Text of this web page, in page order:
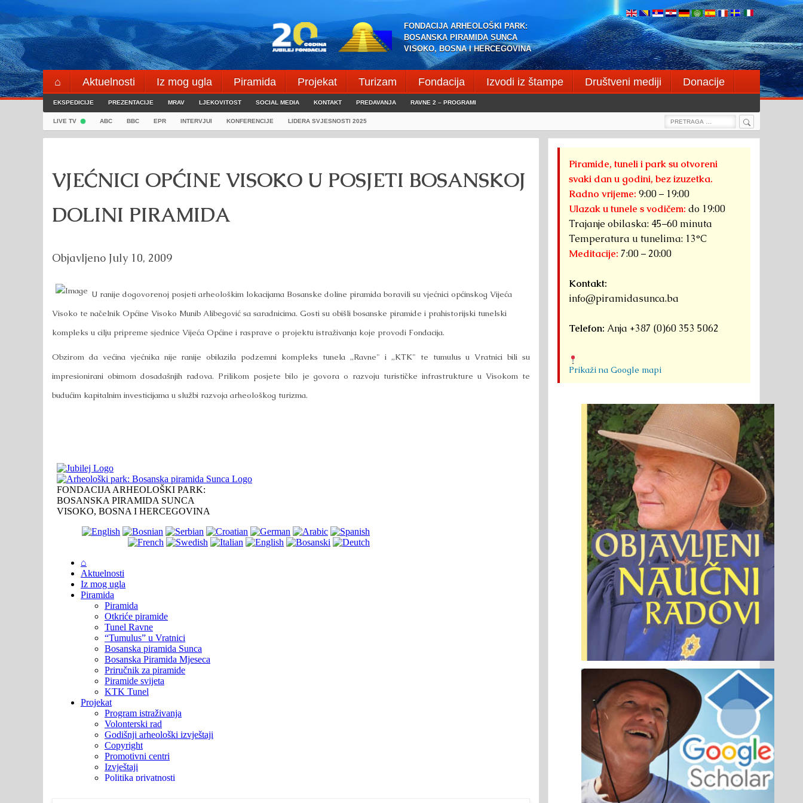
Skip
to
content
FONDACIJA ARHEOLOŠKI PARK:
BOSANSKA PIRAMIDA SUNCA
VISOKO, BOSNA I HERCEGOVINA
⌂ Aktuelnosti Iz mog ugla Piramida Projekat Turizam Fondacija Izvodi iz štampe Društveni mediji
Donacije
Blogeri
⌖
EKSPEDICIJE PREZENTACIJE MRAV LJEKOVITOST SOCIAL MEDIA KONTAKT PREDAVANJA RAVNE 2 – PROGRAMI
LIVE TV ABC BBC EPR INTERVJUI KONFERENCIJE LIDERA SVJESNOSTI 2025
Search
Search
VJEĆNICI OPĆINE VISOKO U POSJETI BOSANSKOJ
DOLINI PIRAMIDA
Objavljeno July 10, 2009
U ranije dogovorenoj posjeti arheološkim lokacijama Bosanske doline piramida boravili su vjećnici općinskog Vijeća
Visoko te načelnik Općine Visoko Munib Alibegović sa saradnicima. Gosti su obišli bosanske piramide i prahistorijski tunelski
kompleks u cilju pripreme sjednice Vijeća Općine i rasprave o projektu istraživanja koje provodi Fondacija.
Obzirom da većina vjećnika nije ranije obilazila podzemni kompleks tunela „Ravne" i „KTK" te tumulus u Vratnici bili su
impresionirani obimom dosadašnjih radova. Prilikom posjete bilo je govora o razvoju turističke infrastrukture u Visokom te
budućim kapitalnim investicijama u službi razvoja arheološkog turizma.
Piramide, tuneli i park su otvoreni
svaki dan u godini, bez izuzetka.
Radno vrijeme: 9:00 – 19:00
Ulazak u tunele s vodičem: do 19:00
Trajanje obilaska: 45–60 minuta
Temperatura u tunelima: 13°C
Meditacije: 7:00 – 20:00
Kontakt:
info@piramidasunca.ba
Telefon: Anja +387 (0)60 353 5062
Prikaži na Google mapi